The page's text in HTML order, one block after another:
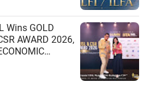
Wins GOLD
AWARD 2026,